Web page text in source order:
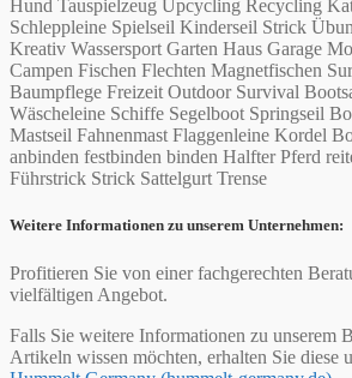
Hund Tauspielzeug Upcycling Recycling
Schleppleine Spielseil Kinderseil Strick
Kreativ Wassersport Garten Haus Garage
Campen Fischen Flechten Magnetfischen
Baumpflege Freizeit Outdoor Survival
Wäscheleine Schiffe Segelboot Springseil
Mastseil Fahnenmast Flaggenleine Kordel
anbinden festbinden binden Halfter Pferd
Führstrick Strick Sattelgurt Trense
Weitere Informationen zu unserem Unternehmen:
Profitieren Sie von einer fachgerechten
vielfältigen Angebot.
Falls Sie weitere Informationen zu unserem
Artikeln wissen möchten, erhalten Sie diese